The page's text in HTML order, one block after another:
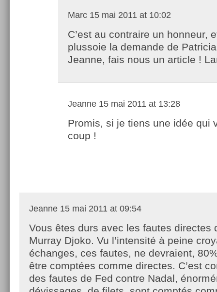
Marc 15 mai 2011 at 10:02
C’est au contraire un honneur,
plussoie la demande de
Jeanne, fais nous un article !
Jeanne 15 mai 2011 at 13:28
Promis, si je tiens une idée qui
coup !
Jeanne 15 mai 2011 at 09:54
Vous êtes durs avec les fautes directes
Murray Djoko. Vu l’intensité à peine
échanges, ces fautes, ne devraient,
être comptées comme directes. C’est
des fautes de Fed contre Nadal,